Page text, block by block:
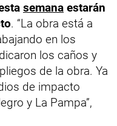
semana estarán
. “La obra está a
en los
los caños y
de la obra. Ya
de impacto
y La Pampa”,